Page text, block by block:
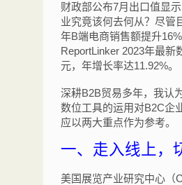
财政部公布7月出口值显
业究竟该何去何从？尽管
年B端电商销售额提升
ReportLinker 2023年最新
元，年增长率达11.92%。
深耕B2B贸易多年，我认
数位工具的运用对B2C企
应以两大重点作为参考。
一、走入线上，
美国展览产业研究中心（